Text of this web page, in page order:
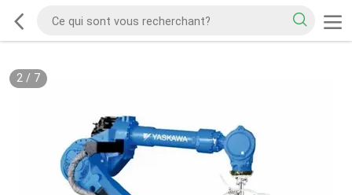
2/ 7